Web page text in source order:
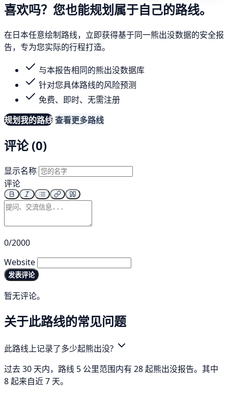
喜欢吗？您也能规划属于自己的路线。
在日本任意绘制路线，立即获得基于同一熊出没数据的安全报
告，专为您实际的行程打造。
与本报告相同的熊出没数据库
针对您具体路线的风险预测
免费、即时、无需注册
规划我的路线查看更多路线
评论 (0)
显示名称
评论
0/2000
Website
发表评论
暂无评论。
关于此路线的常见问题
此路线上记录了多少起熊出没?
过去 30 天内，路线 5 公里范围内有 28 起熊出没报告。其中
8 起来自近 7 天。